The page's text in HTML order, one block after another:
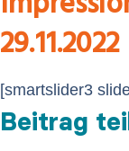
29.11.2022
[smartslider3
Beitrag